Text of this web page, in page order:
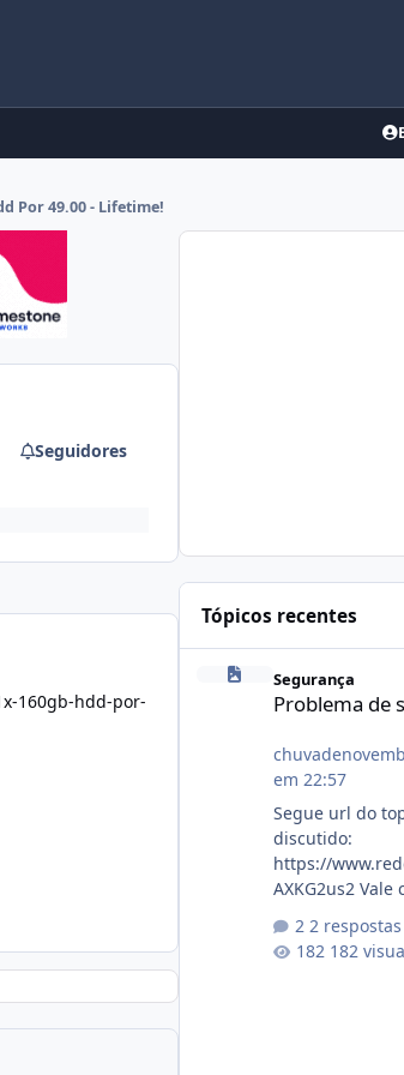
Por 49.00 - Lifetime!
Seguidores
160gb-hdd-por-
Tópicos recentes
Problema de segurança no
Segurança
Problema de
em 22:57
Segue url do
discutido:
https://
AXKG2us2
pegada no da.
2 respostas
182